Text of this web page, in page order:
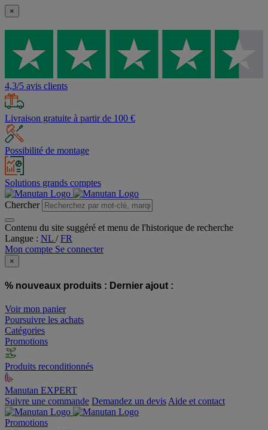
×
4,3/5 avis clients
Livraison gratuite à partir de 100 €
Possibilité de montage
Solutions grands comptes
Chercher
Contenu du site suggéré et menu de l'historique de recherche
Langue : NL /FR
Mon compte Se connecter
×
% nouveaux produits : Dernier ajout :
Voir mon panier
Poursuivre les achats
Catégories
Promotions
Produits reconditionnés
Manutan EXPERT
Suivre une commande Demandez un devis Aide et contact
Promotions